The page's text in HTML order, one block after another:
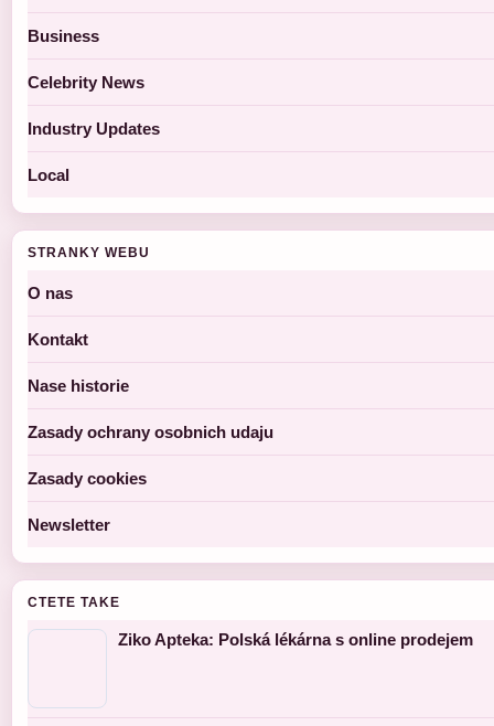
Business
Celebrity News
Industry Updates
Local
STRANKY WEBU
O nas
Kontakt
Nase historie
Zasady ochrany osobnich udaju
Zasady cookies
Newsletter
CTETE TAKE
Ziko Apteka: Polská lékárna s online prodejem